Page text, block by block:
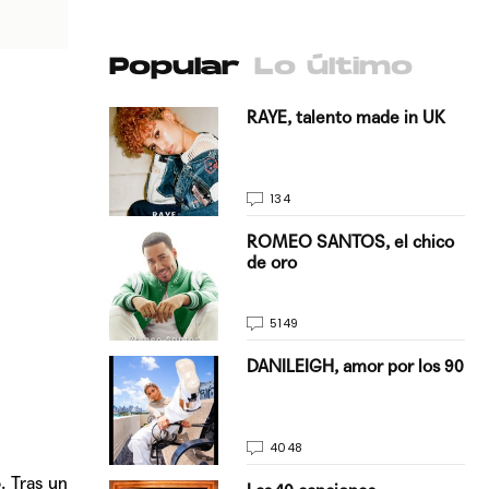
Tras un
Popular Lo último
del
RAYE, talento made in UK
134
ROMEO SANTOS, el chico
de oro
5149
DANILEIGH, amor por los 90
4048